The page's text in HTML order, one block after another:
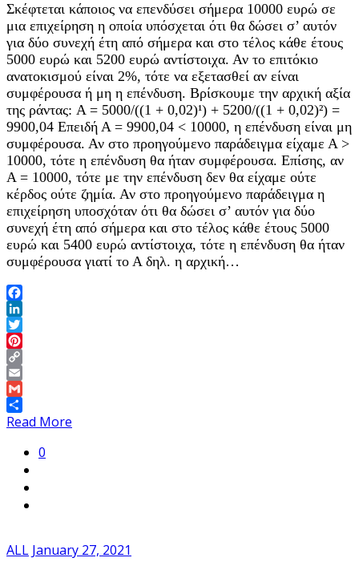
Σκέφτεται κάποιος να επενδύσει σήμερα 10000 ευρώ σε
μια επιχείρηση η οποία υπόσχεται ότι θα δώσει σ’ αυτόν
για δύο συνεχή έτη από σήμερα και στο τέλος κάθε έτους
5000 ευρώ και 5200 ευρώ αντίστοιχα. Αν το επιτόκιο
ανατοκισμού είναι 2%, τότε να εξετασθεί αν είναι
συμφέρουσα ή μη η επένδυση. Βρίσκουμε την αρχική αξία
της ράντας: A = 5000/((1 + 0,02)¹) + 5200/((1 + 0,02)²) =
9900,04 Επειδή Α = 9900,04 < 10000, η επένδυση είναι μη
συμφέρουσα. Αν στο προηγούμενο παράδειγμα είχαμε Α >
10000, τότε η επένδυση θα ήταν συμφέρουσα. Επίσης, αν
Α = 10000, τότε με την επένδυση δεν θα είχαμε ούτε
κέρδος ούτε ζημία. Αν στο προηγούμενο παράδειγμα η
επιχείρηση υποσχόταν ότι θα δώσει σ’ αυτόν για δύο
συνεχή έτη από σήμερα και στο τέλος κάθε έτους 5000
ευρώ και 5400 ευρώ αντίστοιχα, τότε η επένδυση θα ήταν
συμφέρουσα γιατί το Α δηλ. η αρχική…
Facebook
LinkedIn
Twitter
Pinterest
Copy
Link
Email
Gmail
Share
Read More
0
ALL January 27, 2021